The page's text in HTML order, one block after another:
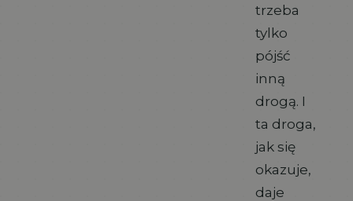
trzeba
tylko
pójść
inną
drogą. I
ta droga,
jak się
okazuje,
daje